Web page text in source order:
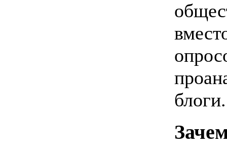
блоги.